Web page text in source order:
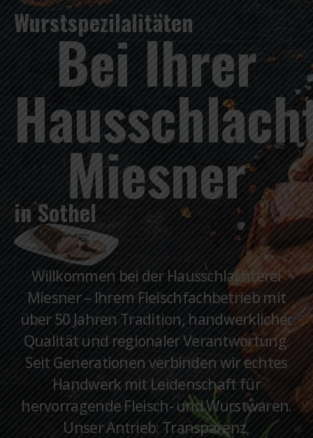
Wurstspezilalitäten
Bei Ihrer
Miesner
in Sothel
Willkommen bei der Hausschlachterei
Miesner – Ihrem Fleischfachbetrieb mit
über 50 Jahren Tradition, handwerklicher
Qualität und regionaler Verantwortung.
Seit Generationen verbinden wir echtes
Handwerk mit Leidenschaft für
hervorragende Fleisch- und Wurstwaren.
Unser Antrieb: Transparenz,